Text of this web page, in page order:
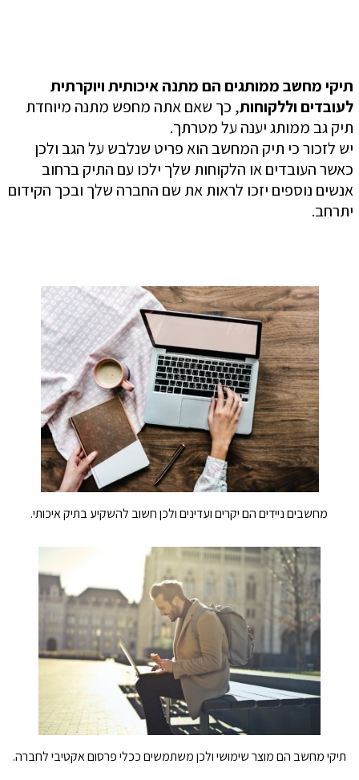
תיקי מחשב ממותגים הם מתנה איכותית ויוקרתית
לעובדים וללקוחות, כך שאם אתה מחפש מתנה מיוחדת
תיק גב ממותג יענה על מטרתך.
יש לזכור כי תיק המחשב הוא פריט שנלבש על הגב ולכן
כאשר העובדים או הלקוחות שלך ילכו עם התיק ברחוב
אנשים נוספים יזכו לראות את שם החברה שלך ובכך הקידום
יתרחב.
מחשבים ניידים הם יקרים ועדינים ולכן חשוב להשקיע בתיק איכותי.
תיקי מחשב הם מוצר שימושי ולכן משתמשים ככלי פרסום אקטיבי לחברה.